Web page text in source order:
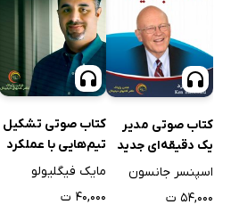
شاخص تولید
آموزش
پژوهش، دیر آمد
پشتیبانی جنگ
دعاوی خارجی
پیوست‌ها
کتاب صوتی مدیر
یک دقیقه‌ای جدید
اسپنسر جانسون
۵۴,۰۰۰ ت
کتاب صوتی تشکیل
تیم‌هایی با عملکرد
بالا
مایک فیگلیولو
۴۰,۰۰۰ ت